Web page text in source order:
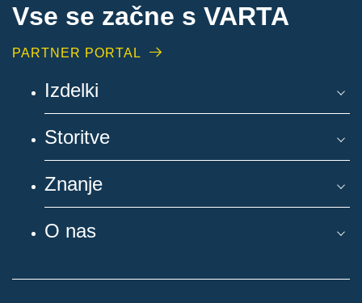
Vse se začne s VARTA
PARTNER PORTAL
Izdelki
Storitve
Znanje
O nas